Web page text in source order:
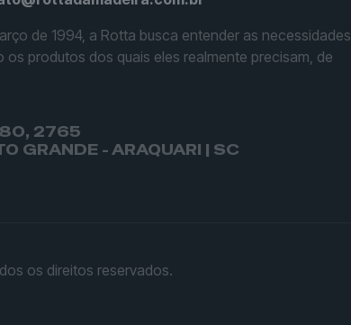
de 1994, a Rotta busca entender as necessidades
produtos dos quais eles realmente precisam, de
2765
GRANDE - ARAQUARI | SC
os direitos reservados.